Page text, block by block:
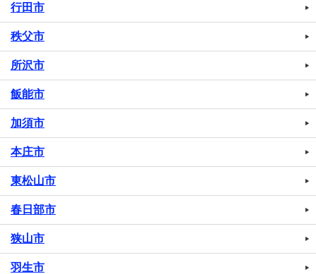
行田市
秩父市
所沢市
飯能市
加須市
本庄市
東松山市
春日部市
狭山市
羽生市